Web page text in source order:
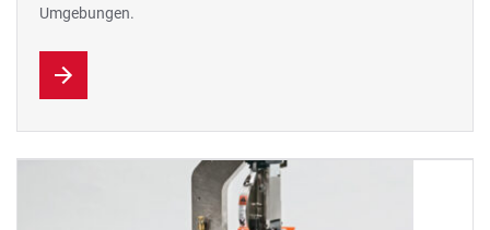
Umgebungen.